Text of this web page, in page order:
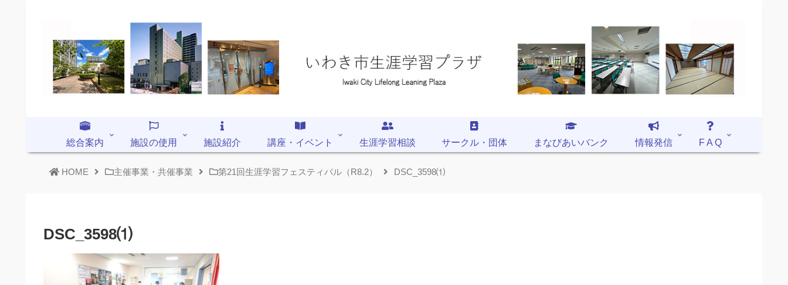
総合案内 施設の使用 施設紹介 講座・イベント 生涯学習相談 サークル・団体 まなびあいバンク 情報発信 F A Q
HOME 主催事業・共催事業 第21回生涯学習フェスティバル（R8.2） DSC_3598⑴
DSC_3598⑴